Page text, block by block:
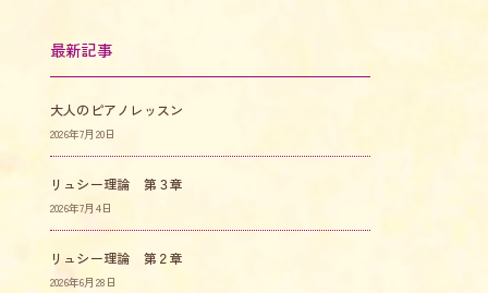
最新記事
大人のピアノレッスン
2026年7月20日
リュシー理論 第３章
2026年7月4日
リュシー理論 第２章
2026年6月28日